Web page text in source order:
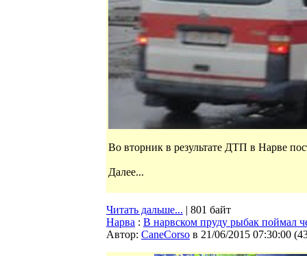
Во вторник в результате ДТП в Нарве
Далее...
Читать дальше... | 801 байт
Нарва : В нарвском пруду рыбак поймал
Автор: CaneCorso в 21/06/2015 07:30:00 (